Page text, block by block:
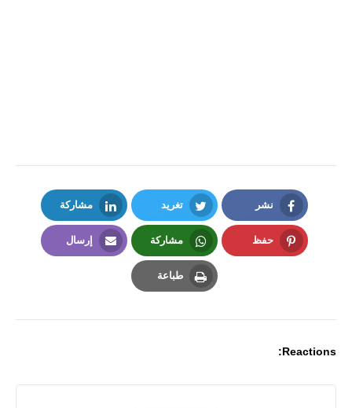
نشر
Facebook
تغريد
Twitter
مشاركة
LinkedIn
حفظ مشاركة
Whatsapp
إرسال
طباعة
Reactions: